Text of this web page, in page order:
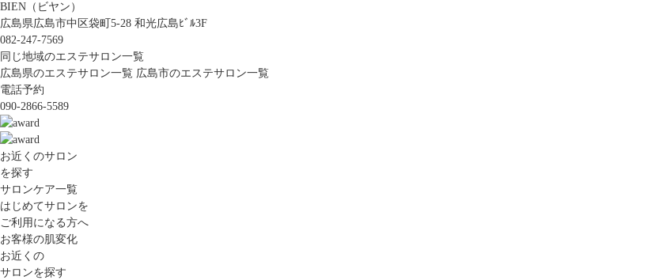
BIEN（ビヤン）
広島県広島市中区袋町5-28 和光広島ﾋﾞﾙ3F
082-247-7569
同じ地域のエステサロン一覧
広島県のエステサロン一覧 広島市のエステサロン一覧
電話予約
090-2866-5589
お近くのサロン
を探す
サロンケア一覧
はじめてサロンを
ご利用になる方へ
お客様の肌変化
お近くの
サロンを探す